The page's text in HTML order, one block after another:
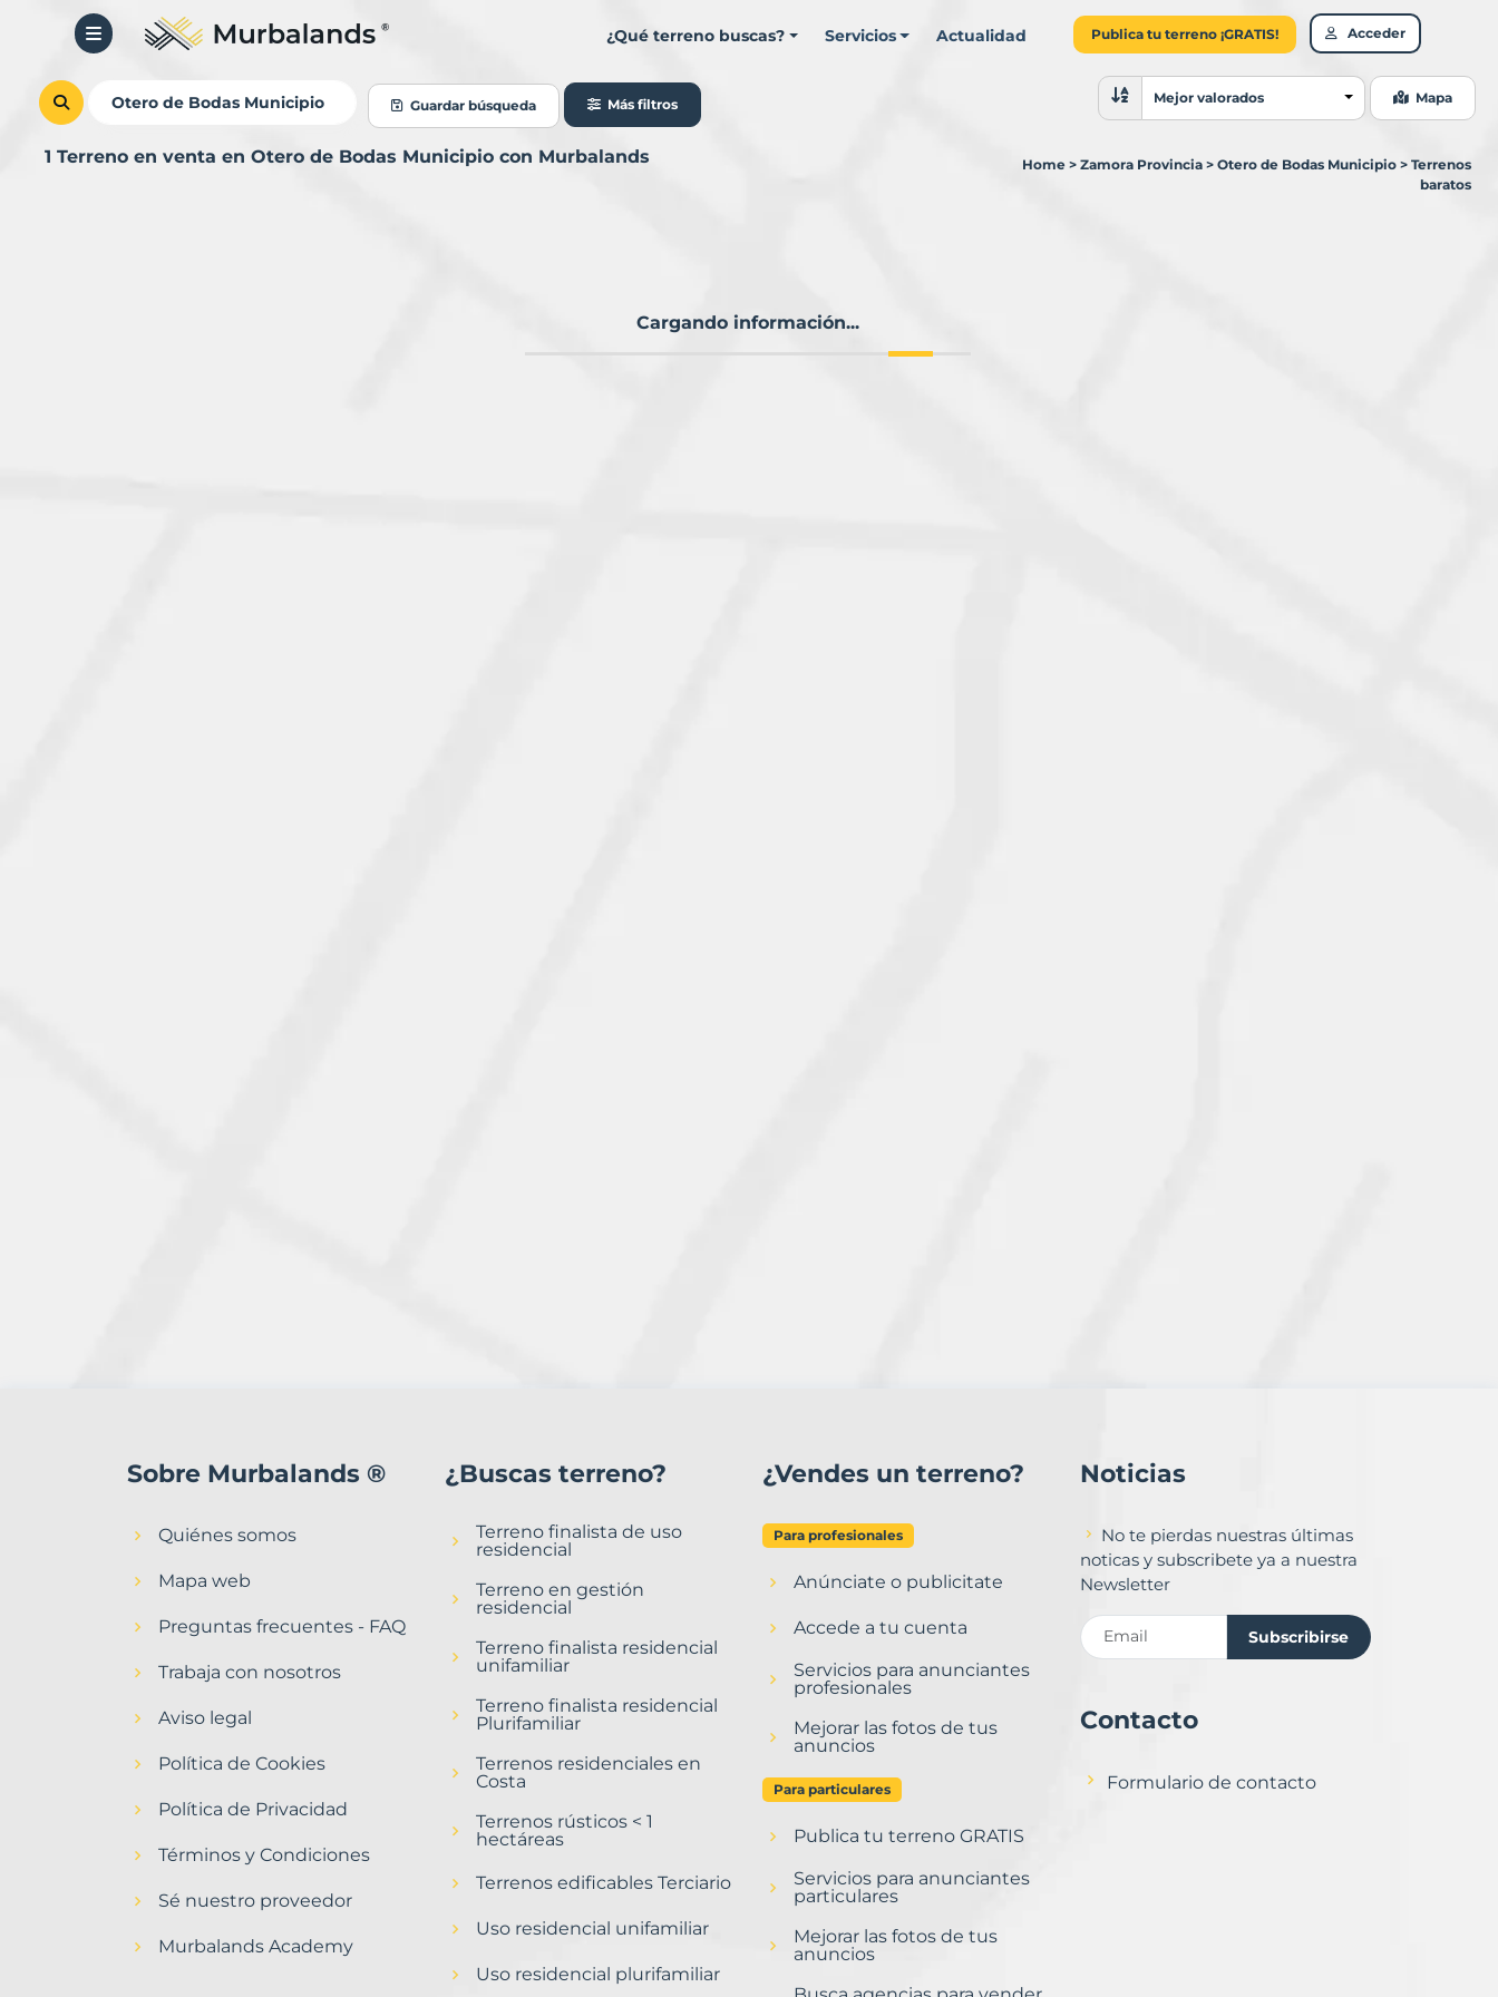
¿Qué terreno buscas? Servicios Actualidad Publica tu terreno ¡GRATIS! Acceder
Guardar búsqueda Más filtros
Ordenar resultados
Mejor valorados Mapa
1 Terreno en venta en Otero de Bodas Municipio con Murbalands Home > Zamora Provincia > Otero de Bodas Municipio > Terrenos
baratos
Cargando información...
Murbalands
Sobre Murbalands ®
Quiénes somos
Mapa web
Preguntas frecuentes - FAQ
Trabaja con nosotros
Aviso legal
Política de Cookies
Política de Privacidad
Términos y Condiciones
Sé nuestro proveedor
Murbalands Academy
¿Buscas terreno?
Terreno finalista de uso
residencial
Terreno en gestión
residencial
Terreno finalista residencial
unifamiliar
Terreno finalista residencial
Plurifamiliar
Terrenos residenciales en
Costa
Terrenos rústicos < 1
hectáreas
Terrenos edificables Terciario
Uso residencial unifamiliar
Uso residencial plurifamiliar
¿Vendes un terreno?
Para profesionales
Anúnciate o publicitate
Accede a tu cuenta
Servicios para anunciantes
profesionales
Mejorar las fotos de tus
anuncios
Para particulares
Publica tu terreno GRATIS
Servicios para anunciantes
particulares
Mejorar las fotos de tus
anuncios
Noticias
No te pierdas nuestras últimas
noticas y subscribete ya a nuestra
Newsletter
Subscribirse
Contacto
Formulario de contacto